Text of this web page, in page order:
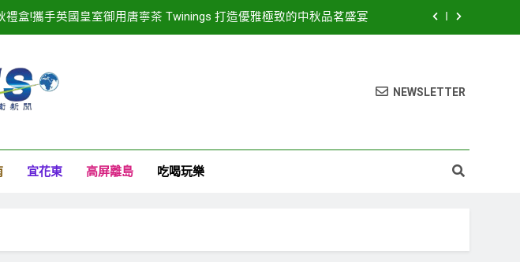
盒!攜手英國皇室御用唐寧茶 Twinings 打造優雅極致的中秋品茗盛宴
滾音樂祭記者會隆重登場！豪華卡司強勢公布 點燃台中海線夏日熱潮 NEWSLETTER
宜花東 高屏離島 吃喝玩樂